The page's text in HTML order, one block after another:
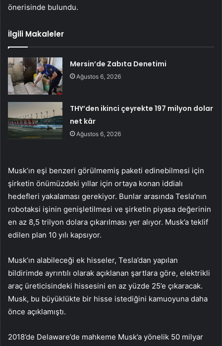
önerisinde bulundu.
İlgili Makaleler
Mersin’de Zabıta Denetimi
Ağustos 6, 2026
THY’den ikinci çeyrekte 197 milyon dolar
net kâr
Ağustos 6, 2026
Musk’ın eşi benzeri görülmemiş paketi edinebilmesi için
şirketin önümüzdeki yıllar için ortaya konan iddialı
hedefleri yakalaması gerekiyor. Bunlar arasında Tesla’nın
robotaksi işinin genişletilmesi ve şirketin piyasa değerinin
en az 8,5 trilyon dolara çıkarılması yer alıyor. Musk’a teklif
edilen plan 10 yılı kapsıyor.
Musk’ın alabileceği ek hisseler, Tesla’dan yapılan
bildirimde ayrıntılı olarak açıklanan şartlara göre, elektrikli
araç üreticisindeki hissesini en az yüzde 25’e çıkaracak.
Musk, bu büyüklükte bir hisse istediğini kamuoyuna daha
önce açıklamıştı.
2018’de Delaware’de mahkeme Musk’a yönelik 50 milyar